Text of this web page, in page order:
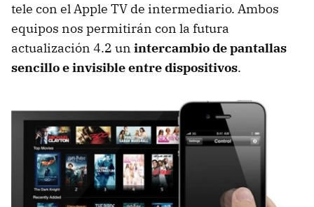
tele con el Apple TV de intermediario. Ambos
equipos nos permitirán con la futura
actualización 4.2 un intercambio de pantallas
sencillo e invisible entre dispositivos.